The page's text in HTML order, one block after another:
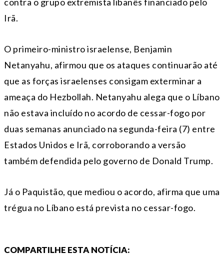
contra o grupo extremista libanês financiado pelo
Irã.
O primeiro-ministro israelense, Benjamin
Netanyahu, afirmou que os ataques continuarão até
que as forças israelenses consigam exterminar a
ameaça do Hezbollah. Netanyahu alega que o Líbano
não estava incluído no acordo de cessar-fogo por
duas semanas anunciado na segunda-feira (7) entre
Estados Unidos e Irã, corroborando a versão
também defendida pelo governo de Donald Trump.
Já o Paquistão, que mediou o acordo, afirma que uma
trégua no Líbano está prevista no cessar-fogo.
COMPARTILHE ESTA NOTÍCIA: